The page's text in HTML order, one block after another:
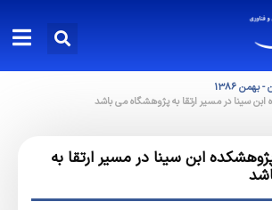
سینا در مسیر ارتقا به پژوهشگاه می باشد
ابن سینا در مسیر ارتقا به